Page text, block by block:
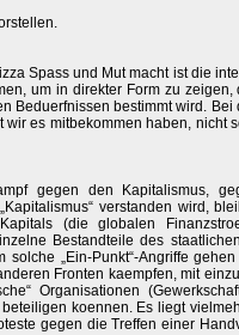
Spass und Mut macht ist die
um in direkter Form zu zeigen,
Beduerfnissen bestimmt wird. Bei
es mitbekommen haben, nicht
gegen den Kapitalismus,
verstanden wird,
(die globalen
Bestandteile des
„Ein-Punkt“-Angriffe
Fronten kaempfen, mit
Organisationen
koennen. Es liegt
gegen die Treffen einer